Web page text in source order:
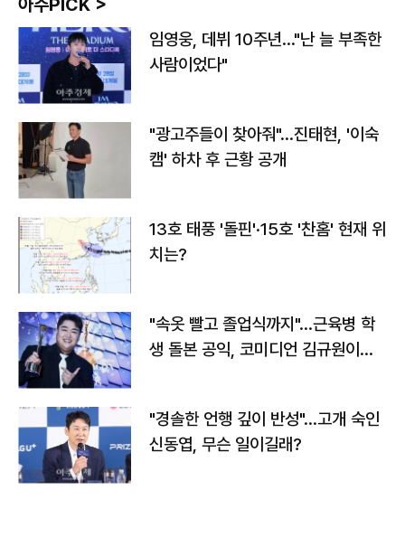
임영웅, 데뷔 10주년…"난 늘 부족한
사람이었다"
"광고주들이 찾아줘"…진태현, '이숙
캠' 하차 후 근황 공개
13호 태풍 '돌핀'·15호 '찬홈' 현재 위
치는?
"속옷 빨고 졸업식까지"…근육병 학
생 돌본 공익, 코미디언 김규원이었
"경솔한 언행 깊이 반성"…고개 숙인
신동엽, 무슨 일이길래?